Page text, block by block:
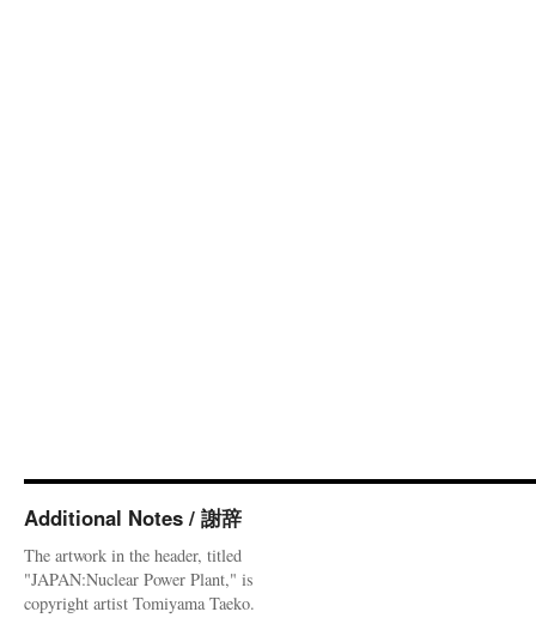
Additional Notes / 謝辞
The artwork in the header, titled
"JAPAN:Nuclear Power Plant," is
copyright artist Tomiyama Taeko.